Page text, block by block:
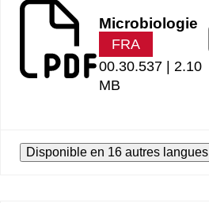
Microbiologie
FRA
00.30.537 | 2.10
MB
Disponible en 16 autres langues